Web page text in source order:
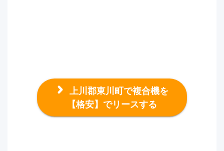
上川郡東川町で複合機を
【格安】でリースする